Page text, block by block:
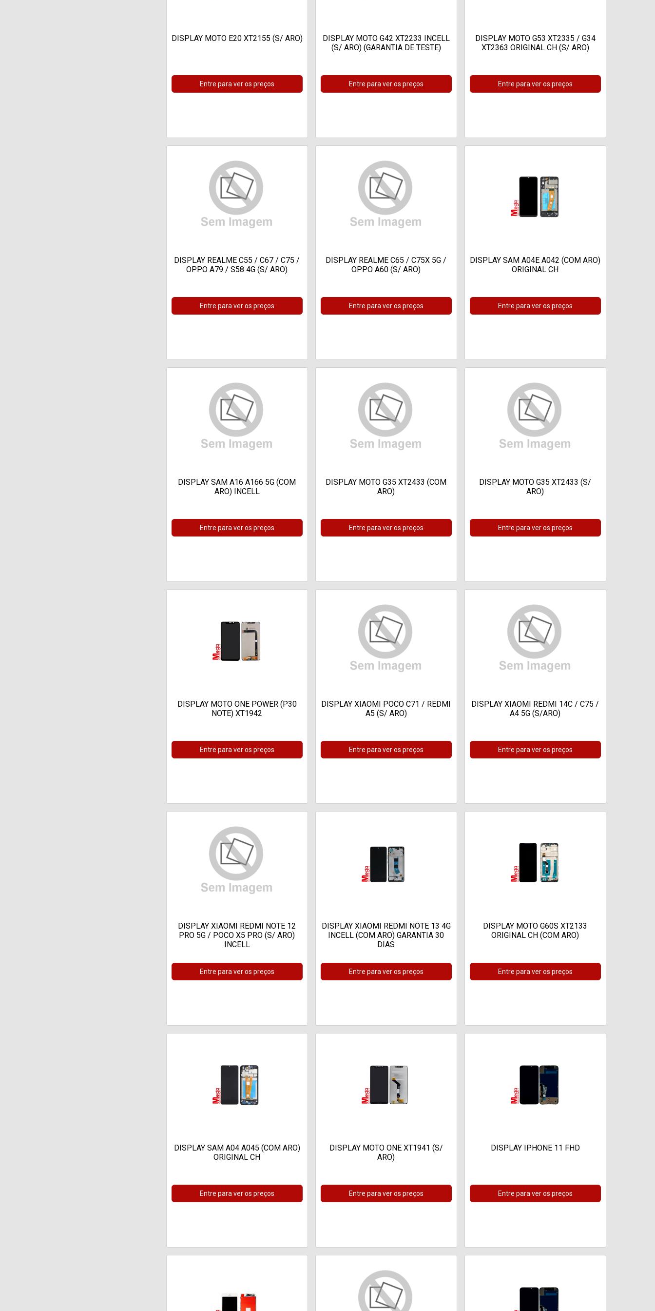
DISPLAY MOTO E20 XT2155 (S/ ARO)
Entre para ver os preços
DISPLAY MOTO G42 XT2233 INCELL
(S/ ARO) (GARANTIA DE TESTE)
Entre para ver os preços
DISPLAY MOTO G53 XT2335 / G34
XT2363 ORIGINAL CH (S/ ARO)
Entre para ver os preços
DISPLAY REALME C55 / C67 / C75 /
OPPO A79 / S58 4G (S/ ARO)
Entre para ver os preços
DISPLAY REALME C65 / C75X 5G /
OPPO A60 (S/ ARO)
Entre para ver os preços
DISPLAY SAM A04E A042 (COM ARO)
ORIGINAL CH
Entre para ver os preços
DISPLAY SAM A16 A166 5G (COM
ARO) INCELL
Entre para ver os preços
DISPLAY MOTO G35 XT2433 (COM
ARO)
Entre para ver os preços
DISPLAY MOTO G35 XT2433 (S/
ARO)
Entre para ver os preços
DISPLAY MOTO ONE POWER (P30
NOTE) XT1942
Entre para ver os preços
DISPLAY XIAOMI POCO C71 / REDMI
A5 (S/ ARO)
Entre para ver os preços
DISPLAY XIAOMI REDMI 14C / C75 /
A4 5G (S/ARO)
Entre para ver os preços
DISPLAY XIAOMI REDMI NOTE 12
PRO 5G / POCO X5 PRO (S/ ARO)
INCELL
Entre para ver os preços
DISPLAY XIAOMI REDMI NOTE 13 4G
INCELL (COM ARO) GARANTIA 30
DIAS
Entre para ver os preços
DISPLAY MOTO G60S XT2133
ORIGINAL CH (COM ARO)
Entre para ver os preços
DISPLAY SAM A04 A045 (COM ARO)
ORIGINAL CH
Entre para ver os preços
DISPLAY MOTO ONE XT1941 (S/
ARO)
Entre para ver os preços
DISPLAY IPHONE 11 FHD
Entre para ver os preços